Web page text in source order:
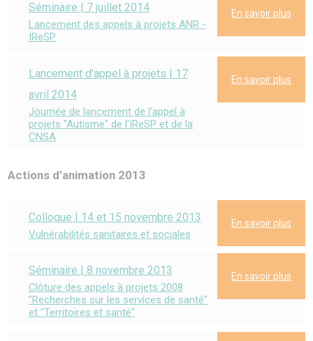
Séminaire | 7 juillet 2014
Lancement des appels à projets ANR -
IReSP
En savoir plus
Lancement d'appel à projets | 17
avril 2014
Journée de lancement de l'appel à
projets "Autisme" de l'IReSP et de la
CNSA
En savoir plus
Actions d’animation 2013
Colloque | 14 et 15 novembre 2013
Vulnérabilités sanitaires et sociales
En savoir plus
Séminaire | 8 novembre 2013
Clôture des appels à projets 2008
"Recherches sur les services de santé"
et "Territoires et santé"
En savoir plus